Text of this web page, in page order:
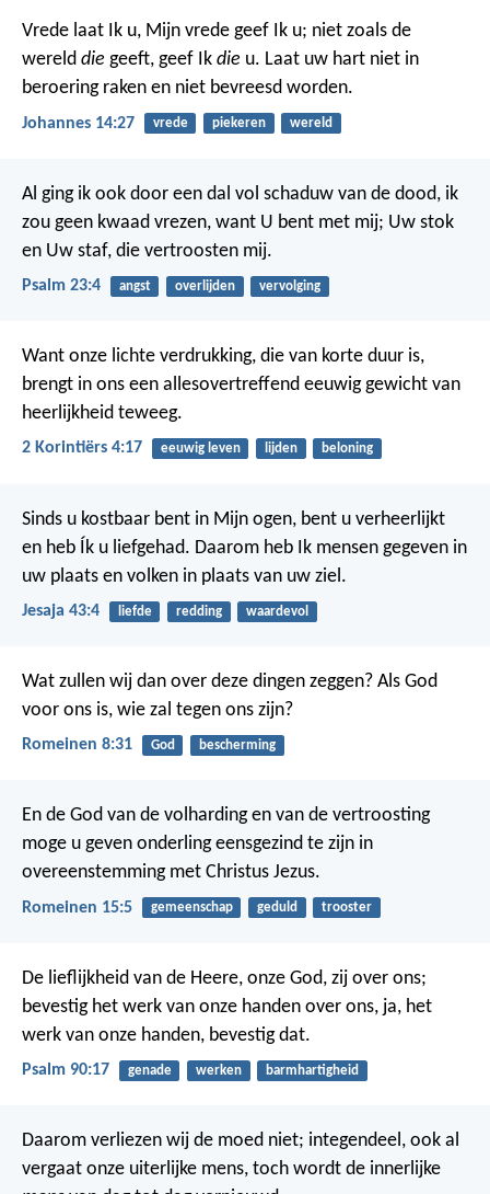
Vrede laat Ik u, Mijn vrede geef Ik u; niet zoals de
wereld die geeft, geef Ik die u. Laat uw hart niet in
beroering raken en niet bevreesd worden.
Johannes 14:27 vrede piekeren wereld
Al ging ik ook door een dal vol schaduw van de dood, ik
zou geen kwaad vrezen, want U bent met mij; Uw stok
en Uw staf, die vertroosten mij.
Psalm 23:4 angst overlijden vervolging
Want onze lichte verdrukking, die van korte duur is,
brengt in ons een allesovertreffend eeuwig gewicht van
heerlijkheid teweeg.
2 Korintiërs 4:17 eeuwig leven lijden beloning
Sinds u kostbaar bent in Mijn ogen, bent u verheerlijkt
en heb Ík u liefgehad. Daarom heb Ik mensen gegeven in
uw plaats en volken in plaats van uw ziel.
Jesaja 43:4 liefde redding waardevol
Wat zullen wij dan over deze dingen zeggen? Als God
voor ons is, wie zal tegen ons zijn?
Romeinen 8:31 God bescherming
En de God van de volharding en van de vertroosting
moge u geven onderling eensgezind te zijn in
overeenstemming met Christus Jezus.
Romeinen 15:5 gemeenschap geduld trooster
De lieflijkheid van de Heere, onze God, zij over ons;
bevestig het werk van onze handen over ons, ja, het
werk van onze handen, bevestig dat.
Psalm 90:17 genade werken barmhartigheid
Daarom verliezen wij de moed niet; integendeel, ook al
vergaat onze uiterlijke mens, toch wordt de innerlijke